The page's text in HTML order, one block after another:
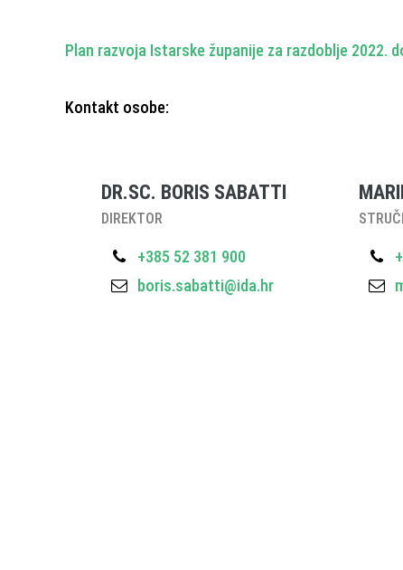
Plan razvoja Istarske županije za razdoblje 2022.
Kontakt osobe:
DR.SC. BORIS SABATTI
DIREKTOR
+385 52 381 900
boris.sabatti@ida.hr